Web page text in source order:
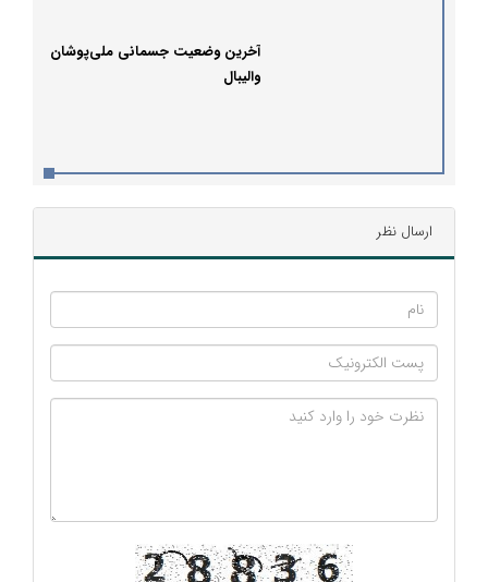
آخرین وضعیت جسمانی ملی‌پوشان
والیبال
ارسال نظر